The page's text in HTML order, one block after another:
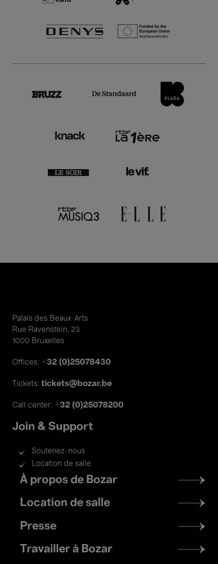
Palais des Beaux-Arts
Rue Ravenstein, 23
1000 Bruxelles
Offices: +32 (0)25078430
Tickets: tickets@bozar.be
Call center: +32 (0)25078200
Join & Support
Soutenez-nous
Location de salle
Footer
menu
À propos de Bozar
Location de salle
Presse
Travailler à Bozar